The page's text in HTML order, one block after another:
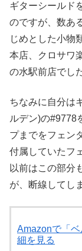
ギターシールド
のですが、数あ
じめとした小物
本店、クロサワ
の水駅前店でし
ちなみに自分は
ルデン)の#9778
プまでをフェン
付属していたフ
以前はこの部分
が、断線してし
Amazonで「
細を見る